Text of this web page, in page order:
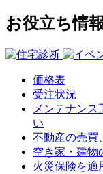
お役立ち情
価格表
受注状況
メンテナン
い
不動産の売買
空き家・建物
火災保険を適